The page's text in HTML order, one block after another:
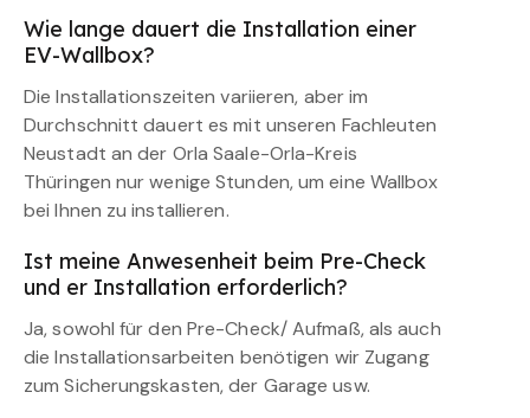
Wie lange dauert die Installation einer
EV-Wallbox?
Die Installationszeiten variieren, aber im
Durchschnitt dauert es mit unseren Fachleuten
Neustadt an der Orla Saale-Orla-Kreis
Thüringen nur wenige Stunden, um eine Wallbox
bei Ihnen zu installieren.
Ist meine Anwesenheit beim Pre-Check
und er Installation erforderlich?
Ja, sowohl für den Pre-Check/ Aufmaß, als auch
die Installationsarbeiten benötigen wir Zugang
zum Sicherungskasten, der Garage usw.